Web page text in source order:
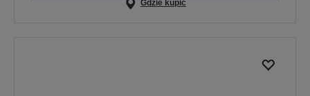
Gdzie kupić